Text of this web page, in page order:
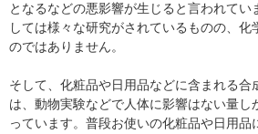
となるなどの悪影響が生じると言われてい
しては様々な研究がされているものの、化
のではありません。
そして、化粧品や日用品などに含まれる合
は、動物実験などで人体に影響はない量し
っています。普段お使いの化粧品や日用品